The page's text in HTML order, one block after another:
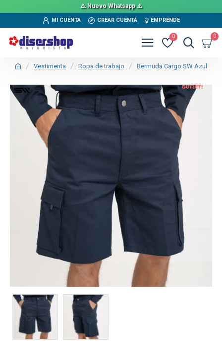
⚠️ Nuevo Whatsapp ⚠️
MI CUENTA CREAR CUENTA EMPRENDE
0 0
Vestimenta Ropa de trabajo Bermuda Cargo SW Azul
TEXTTRANSPARENTE OUT